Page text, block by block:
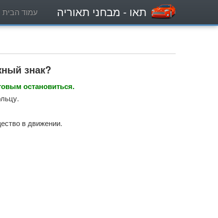
תאו - מבחני תאוריה עמוד הבית
знак?
остановиться.
в движении.